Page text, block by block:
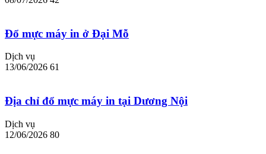
Đổ mực máy in ở Đại Mỗ
Dịch vụ
13/06/2026 61
Địa chỉ đổ mực máy in tại Dương Nội
Dịch vụ
12/06/2026 80